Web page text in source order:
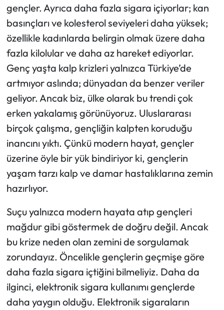
gençler. Ayrıca daha fazla sigara içiyorlar; kan
basınçları ve kolesterol seviyeleri daha yüksek;
özellikle kadınlarda belirgin olmak üzere daha
fazla kilolular ve daha az hareket ediyorlar.
Genç yaşta kalp krizleri yalnızca Türkiye’de
artmıyor aslında; dünyadan da benzer veriler
geliyor. Ancak biz, ülke olarak bu trendi çok
erken yakalamış görünüyoruz. Uluslararası
birçok çalışma, gençliğin kalpten koruduğu
inancını yıktı. Çünkü modern hayat, gençler
üzerine öyle bir yük bindiriyor ki, gençlerin
yaşam tarzı kalp ve damar hastalıklarına zemin
hazırlıyor.
Suçu yalnızca modern hayata atıp gençleri
mağdur gibi göstermek de doğru değil. Ancak
bu krize neden olan zemini de sorgulamak
zorundayız. Öncelikle gençlerin geçmişe göre
daha fazla sigara içtiğini bilmeliyiz. Daha da
ilginci, elektronik sigara kullanımı gençlerde
daha yaygın olduğu. Elektronik sigaraların